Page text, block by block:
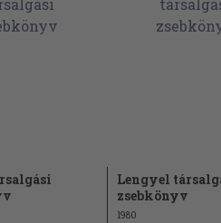
Lengyel
zsebkönyv
1980